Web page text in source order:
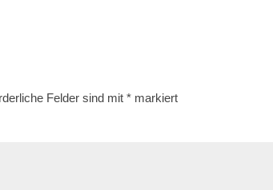
Felder sind mit* markiert